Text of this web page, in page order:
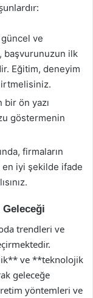
ve
başvurunuzun ilk
Eğitim, deneyim
ön yazı
göstermenin
firmaların
iyi şekilde ifade
Geleceği
trendleri ve
ve **teknolojik
geleceğe
yöntemleri ve